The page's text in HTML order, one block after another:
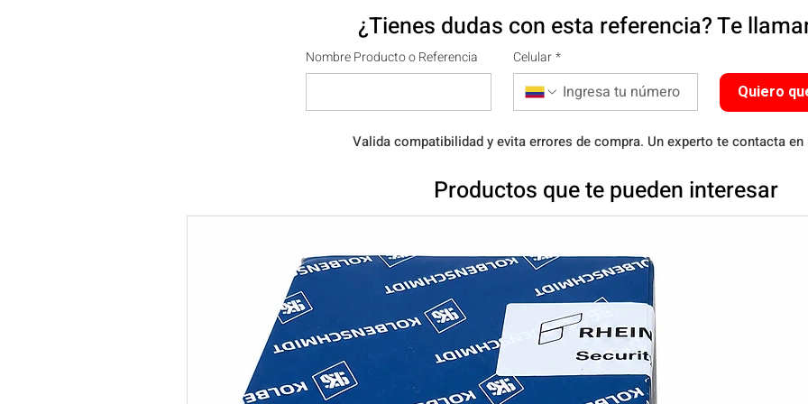
¿Tienes dudas con esta referencia? Te
Nombre Producto o Referencia Celular *
Quiero
Valida compatibilidad y evita errores de compra. Un experto te contacta
Productos que te pueden interesar